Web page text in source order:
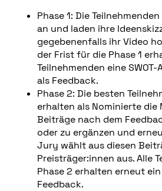
Phase 1: Die
an und laden ihre
gegebenenfalls ihr Video
der Frist für die Phase 1
Teilnehmenden eine SWOT-
als Feedback.
Phase 2: Die besten
erhalten als Nominierte
Beiträge nach dem
oder zu ergänzen und
Jury wählt aus diesen
Preisträger:innen aus. Alle
Phase 2 erhalten erneut
Feedback.